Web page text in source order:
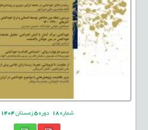
شماره18 دوره5زمستان1404